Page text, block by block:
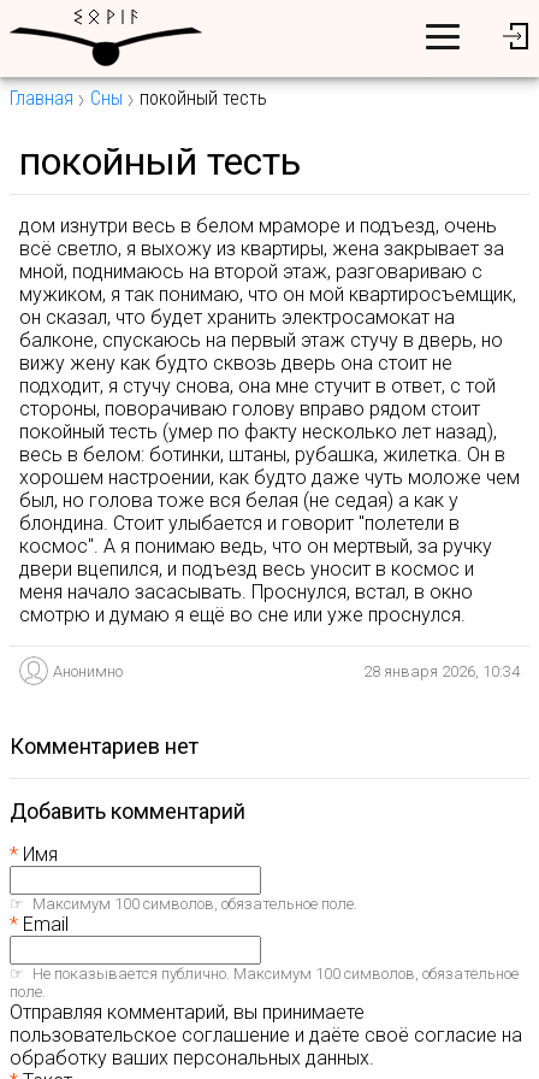
Главная Сны покойный тесть
покойный тесть
дом изнутри весь в белом мраморе и подъезд, очень
всё светло, я выхожу из квартиры, жена закрывает за
мной, поднимаюсь на второй этаж, разговариваю с
мужиком, я так понимаю, что он мой квартиросъемщик,
он сказал, что будет хранить электросамокат на
балконе, спускаюсь на первый этаж стучу в дверь, но
вижу жену как будто сквозь дверь она стоит не
подходит, я стучу снова, она мне стучит в ответ, с той
стороны, поворачиваю голову вправо рядом стоит
покойный тесть (умер по факту несколько лет назад),
весь в белом: ботинки, штаны, рубашка, жилетка. Он в
хорошем настроении, как будто даже чуть моложе чем
был, но голова тоже вся белая (не седая) а как у
блондина. Стоит улыбается и говорит "полетели в
космос". А я понимаю ведь, что он мертвый, за ручку
двери вцепился, и подъезд весь уносит в космос и
меня начало засасывать. Проснулся, встал, в окно
смотрю и думаю я ещё во сне или уже проснулся.
Анонимно 28 января 2026, 10:34
комментариев нет
Добавить комментарий
Имя
Максимум 100 символов, обязательное поле.
Email
Не показывается публично. Максимум 100 символов, обязательное
поле.
Отправляя комментарий, вы принимаете
пользовательское соглашение и даёте своё согласие на
обработку ваших персональных данных.